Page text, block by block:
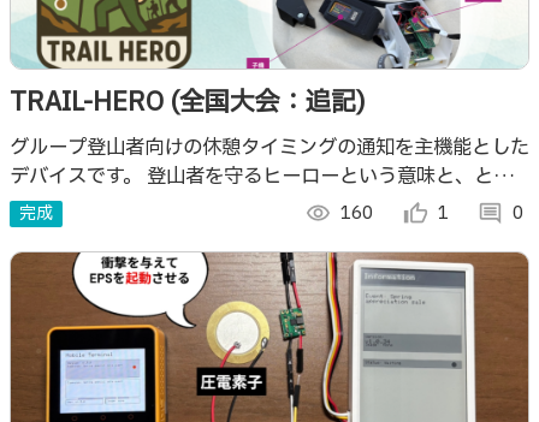
TRAIL-HERO (全国大会：追記)
グループ登山者向けの休憩タイミングの通知を主機能とした
デバイスです。 登山者を守るヒーローという意味と、とれ
る疲労=疲れが取れるデバイスという意味がかけられていま
す。
完成 visibility 160 thumb_up_alt 1 comment 0